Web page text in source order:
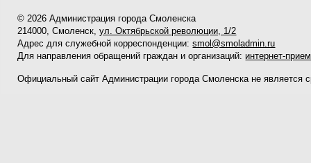
© 2026 Администрация города Смоленска
214000, Смоленск,ул. Октябрьской революции, 1/2
Адрес для служебной корреспонденции:smol@smoladmin.ru
Для направления обращений граждан и организаций: интернет-
Официальный сайт Администрации города Смоленска не является